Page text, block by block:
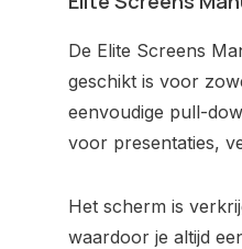
De Elite Screens
geschikt is voor
eenvoudige pull-
voor presentaties,
Het scherm is
waardoor je altijd